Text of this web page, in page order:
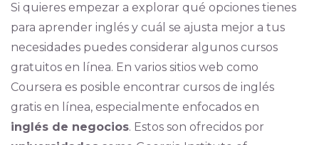
Si quieres empezar a explorar qué opciones tienes
para aprender inglés y cuál se ajusta mejor a tus
necesidades puedes considerar algunos cursos
gratuitos en línea. En varios sitios web como
Coursera es posible encontrar cursos de inglés
gratis en línea, especialmente enfocados en
inglés de negocios. Estos son ofrecidos por